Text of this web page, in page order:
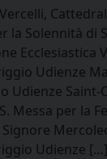
la Solennità di
Ecclesiastica
Udienze
Udienze Saint-
Messa per la
Udienze […]